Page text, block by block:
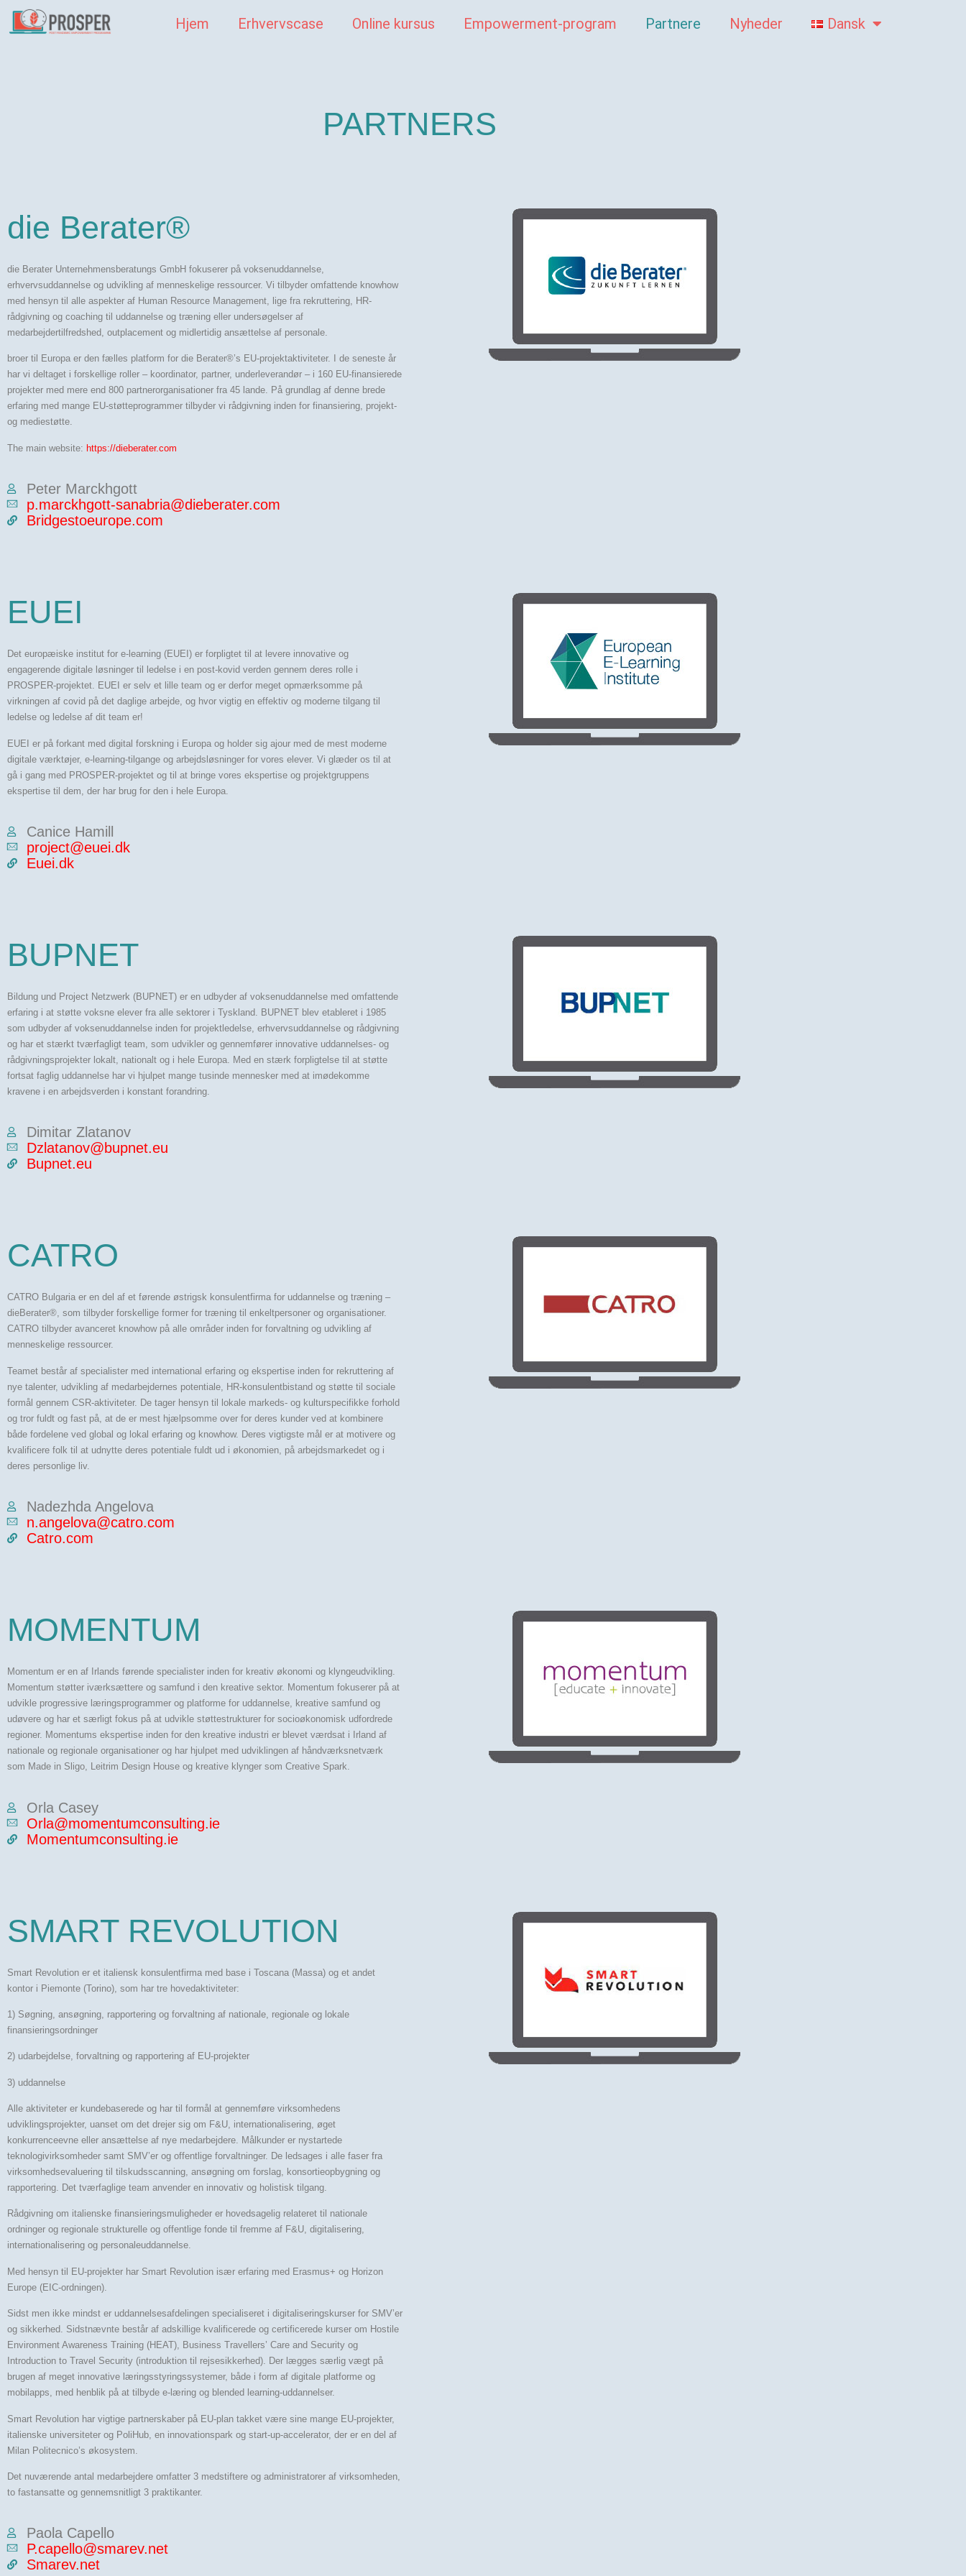
Hjem Erhvervscase Online kursus Empowerment-program Partnere Nyheder Dansk
PARTNERS
die Berater®
die Berater Unternehmensberatungs GmbH fokuserer på voksenuddannelse,
erhvervsuddannelse og udvikling af menneskelige ressourcer. Vi tilbyder omfattende knowhow
med hensyn til alle aspekter af Human Resource Management, lige fra rekruttering, HR-
rådgivning og coaching til uddannelse og træning eller undersøgelser af
medarbejdertilfredshed, outplacement og midlertidig ansættelse af personale.
broer til Europa er den fælles platform for die Berater®’s EU-projektaktiviteter. I de seneste år
har vi deltaget i forskellige roller – koordinator, partner, underleverandør – i 160 EU-finansierede
projekter med mere end 800 partnerorganisationer fra 45 lande. På grundlag af denne brede
erfaring med mange EU-støtteprogrammer tilbyder vi rådgivning inden for finansiering, projekt-
og mediestøtte.
The main website: https://dieberater.com
Peter Marckhgott
p.marckhgott-sanabria@dieberater.com
Bridgestoeurope.com
EUEI
Det europæiske institut for e-learning (EUEI) er forpligtet til at levere innovative og
engagerende digitale løsninger til ledelse i en post-kovid verden gennem deres rolle i
PROSPER-projektet. EUEI er selv et lille team og er derfor meget opmærksomme på
virkningen af covid på det daglige arbejde, og hvor vigtig en effektiv og moderne tilgang til
ledelse og ledelse af dit team er!
EUEI er på forkant med digital forskning i Europa og holder sig ajour med de mest moderne
digitale værktøjer, e-learning-tilgange og arbejdsløsninger for vores elever. Vi glæder os til at
gå i gang med PROSPER-projektet og til at bringe vores ekspertise og projektgruppens
ekspertise til dem, der har brug for den i hele Europa.
Canice Hamill
project@euei.dk
Euei.dk
BUPNET
Bildung und Project Netzwerk (BUPNET) er en udbyder af voksenuddannelse med omfattende
erfaring i at støtte voksne elever fra alle sektorer i Tyskland. BUPNET blev etableret i 1985
som udbyder af voksenuddannelse inden for projektledelse, erhvervsuddannelse og rådgivning
og har et stærkt tværfagligt team, som udvikler og gennemfører innovative uddannelses- og
rådgivningsprojekter lokalt, nationalt og i hele Europa. Med en stærk forpligtelse til at støtte
fortsat faglig uddannelse har vi hjulpet mange tusinde mennesker med at imødekomme
kravene i en arbejdsverden i konstant forandring.
Dimitar Zlatanov
Dzlatanov@bupnet.eu
Bupnet.eu
CATRO
CATRO Bulgaria er en del af et førende østrigsk konsulentfirma for uddannelse og træning –
dieBerater®, som tilbyder forskellige former for træning til enkeltpersoner og organisationer.
CATRO tilbyder avanceret knowhow på alle områder inden for forvaltning og udvikling af
menneskelige ressourcer.
Teamet består af specialister med international erfaring og ekspertise inden for rekruttering af
nye talenter, udvikling af medarbejdernes potentiale, HR-konsulentbistand og støtte til sociale
formål gennem CSR-aktiviteter. De tager hensyn til lokale markeds- og kulturspecifikke forhold
og tror fuldt og fast på, at de er mest hjælpsomme over for deres kunder ved at kombinere
både fordelene ved global og lokal erfaring og knowhow. Deres vigtigste mål er at motivere og
kvalificere folk til at udnytte deres potentiale fuldt ud i økonomien, på arbejdsmarkedet og i
deres personlige liv.
Nadezhda Angelova
n.angelova@catro.com
Catro.com
MOMENTUM
Momentum er en af Irlands førende specialister inden for kreativ økonomi og klyngeudvikling.
Momentum støtter iværksættere og samfund i den kreative sektor. Momentum fokuserer på at
udvikle progressive læringsprogrammer og platforme for uddannelse, kreative samfund og
udøvere og har et særligt fokus på at udvikle støttestrukturer for socioøkonomisk udfordrede
regioner. Momentums ekspertise inden for den kreative industri er blevet værdsat i Irland af
nationale og regionale organisationer og har hjulpet med udviklingen af håndværksnetværk
som Made in Sligo, Leitrim Design House og kreative klynger som Creative Spark.
Orla Casey
Orla@momentumconsulting.ie
Momentumconsulting.ie
SMART REVOLUTION
Smart Revolution er et italiensk konsulentfirma med base i Toscana (Massa) og et andet
kontor i Piemonte (Torino), som har tre hovedaktiviteter:
1) Søgning, ansøgning, rapportering og forvaltning af nationale, regionale og lokale
finansieringsordninger
2) udarbejdelse, forvaltning og rapportering af EU-projekter
3) uddannelse
Alle aktiviteter er kundebaserede og har til formål at gennemføre virksomhedens
udviklingsprojekter, uanset om det drejer sig om F&U, internationalisering, øget
konkurrenceevne eller ansættelse af nye medarbejdere. Målkunder er nystartede
teknologivirksomheder samt SMV’er og offentlige forvaltninger. De ledsages i alle faser fra
virksomhedsevaluering til tilskudsscanning, ansøgning om forslag, konsortieopbygning og
rapportering. Det tværfaglige team anvender en innovativ og holistisk tilgang.
Rådgivning om italienske finansieringsmuligheder er hovedsagelig relateret til nationale
ordninger og regionale strukturelle og offentlige fonde til fremme af F&U, digitalisering,
internationalisering og personaleuddannelse.
Med hensyn til EU-projekter har Smart Revolution især erfaring med Erasmus+ og Horizon
Europe (EIC-ordningen).
Sidst men ikke mindst er uddannelsesafdelingen specialiseret i digitaliseringskurser for SMV’er
og sikkerhed. Sidstnævnte består af adskillige kvalificerede og certificerede kurser om Hostile
Environment Awareness Training (HEAT), Business Travellers’ Care and Security og
Introduction to Travel Security (introduktion til rejsesikkerhed). Der lægges særlig vægt på
brugen af meget innovative læringsstyringssystemer, både i form af digitale platforme og
mobilapps, med henblik på at tilbyde e-læring og blended learning-uddannelser.
Smart Revolution har vigtige partnerskaber på EU-plan takket være sine mange EU-projekter,
italienske universiteter og PoliHub, en innovationspark og start-up-accelerator, der er en del af
Milan Politecnico’s økosystem.
Det nuværende antal medarbejdere omfatter 3 medstiftere og administratorer af virksomheden,
to fastansatte og gennemsnitligt 3 praktikanter.
Paola Capello
P.capello@smarev.net
Smarev.net